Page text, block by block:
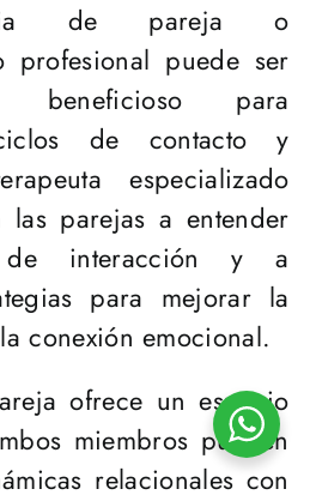
de pareja o
profesional puede ser
beneficioso para
de contacto y
especializado
parejas a entender
de interacción y a
para mejorar la
conexión emocional.
ofrece un espacio
miembros pueden
relacionales con